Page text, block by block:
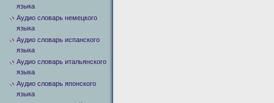
языка
Аудио словарь немецкого
языка
Аудио словарь испанского
языка
Аудио словарь итальянского
языка
Аудио словарь японского
языка